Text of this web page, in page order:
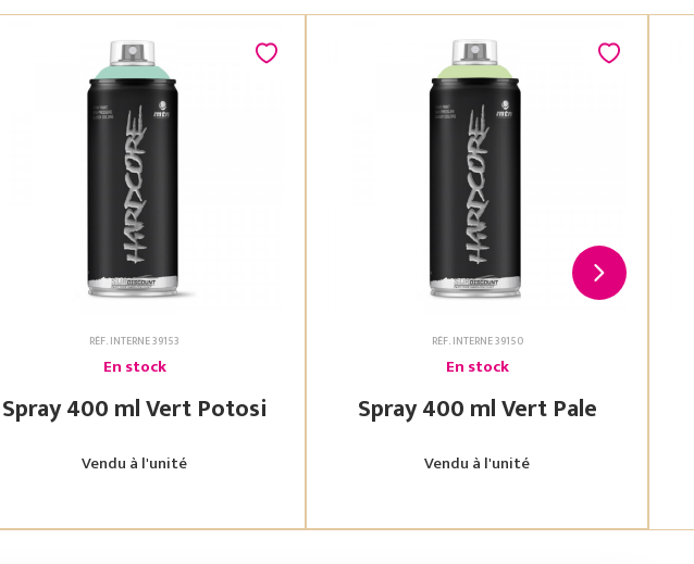
RÉF. INTERNE 39153
En stock
Spray 400 ml Vert Potosi
Vendu à l'unité
RÉF. INTERNE 39150
En stock
Spray 400 ml Vert Pale
Vendu à l'unité